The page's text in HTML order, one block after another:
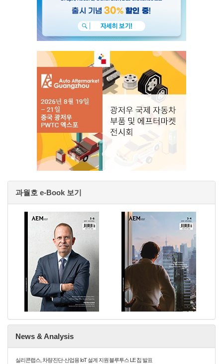
과월호 e-Book 보기
News & Analysis
실리콘랩스, 차량 진단·산업용 IoT 설계 지원 블루투스 LE 칩 발표